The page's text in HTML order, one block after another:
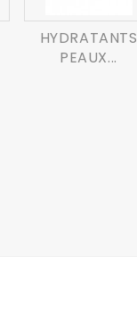
HYDRATANTS
PEAUX...